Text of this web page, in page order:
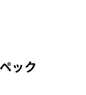
ック